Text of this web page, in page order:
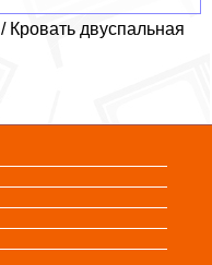
двуспальная